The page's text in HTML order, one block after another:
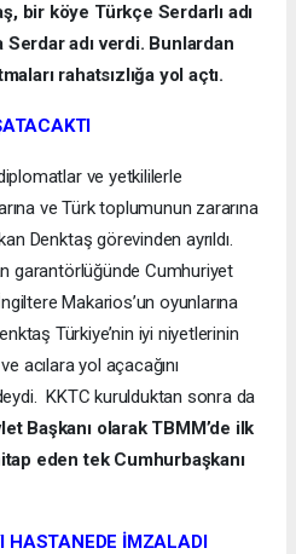
bir köye Türkçe Serdarlı adı
adı verdi. Bunlardan
rahatsızlığa yol açtı.
ve yetkililerle
ve Türk toplumunun zararına
Denktaş görevinden ayrıldı.
garantörlüğünde Cumhuriyet
Makarios’un oyunlarına
Türkiye’nin iyi niyetlerinin
acılara yol açacağını
KKTC kurulduktan sonra da
Başkanı olarak TBMM’de ilk
eden tek Cumhurbaşkanı
HASTANEDE İMZALADI